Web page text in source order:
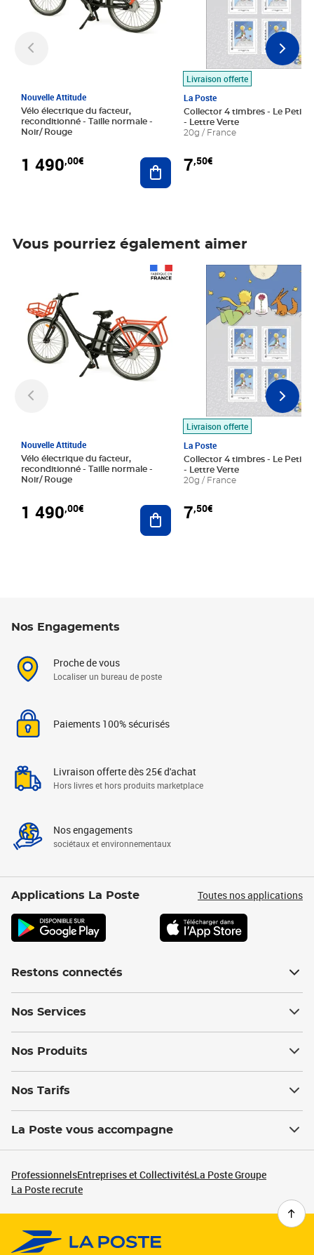
Nouvelle Attitude
Vélo électrique du facteur,
reconditionné - Taille normale -
Noir/ Rouge
1 490,00€ Ajouter au panier
Livraison offerte
La Poste
Collector 4 timbres - Le Petit
- Lettre Verte
20g / France
7,50€
Vous pourriez également aimer
Nouvelle Attitude
Vélo électrique du facteur,
reconditionné - Taille normale -
Noir/ Rouge
1 490,00€ Ajouter au panier
Livraison offerte
La Poste
Collector 4 timbres - Le Petit
- Lettre Verte
20g / France
7,50€
Prix 7,50€
Nos Engagements
Proche de vous
Localiser un bureau de poste
Paiements 100% sécurisés
Livraison offerte dès 25€ d'achat
Hors livres et hors produits marketplace
Nos engagements
sociétaux et environnementaux
Applications La Poste Toutes nos applications
Restons connectés
Nos Services
Nos Produits
Nos Tarifs
La Poste vous accompagne
ProfessionnelsEntreprises et CollectivitésLa Poste Groupe
La Poste recrute